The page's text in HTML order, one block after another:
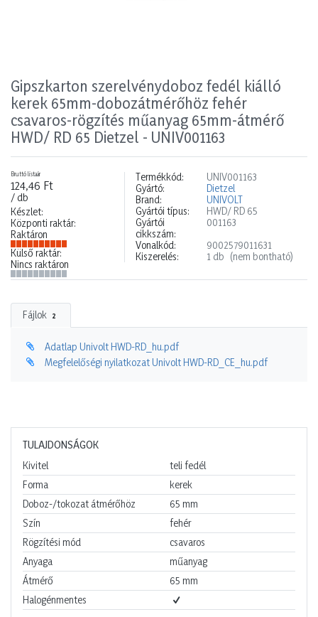
Gipszkarton szerelvénydoboz fedél kiálló
kerek 65mm-dobozátmérőhöz fehér
csavaros-rögzítés műanyag 65mm-átmérő
HWD/ RD 65 Dietzel - UNIV001163
Bruttó listaár
124,46 Ft
/ db
Készlet:
Központi raktár:
Raktáron
Külső raktár:
Nincs raktáron
Termékkód:
UNIV001163
Gyártó:
Dietzel
Brand:
UNIVOLT
Gyártói típus:
HWD/ RD 65
Gyártói
cikkszám:
001163
Vonalkód:
9002579011631
Kiszerelés:
1 db (nem bontható)
Fájlok 2
Adatlap Univolt HWD-RD_hu.pdf
Megfelelőségi nyilatkozat Univolt HWD-RD_CE_hu.pdf
TULAJDONSÁGOK
Kivitel
teli fedél
Forma
kerek
Doboz-/tokozat átmérőhöz
65 mm
Szín
fehér
Rögzítési mód
csavaros
Anyaga
műanyag
Átmérő
65 mm
Halogénmentes